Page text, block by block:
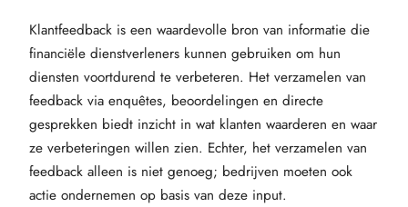
Klantfeedback is een waardevolle bron van informatie die
financiële dienstverleners kunnen gebruiken om hun
diensten voortdurend te verbeteren. Het verzamelen van
feedback via enquêtes, beoordelingen en directe
gesprekken biedt inzicht in wat klanten waarderen en waar
ze verbeteringen willen zien. Echter, het verzamelen van
feedback alleen is niet genoeg; bedrijven moeten ook
actie ondernemen op basis van deze input.